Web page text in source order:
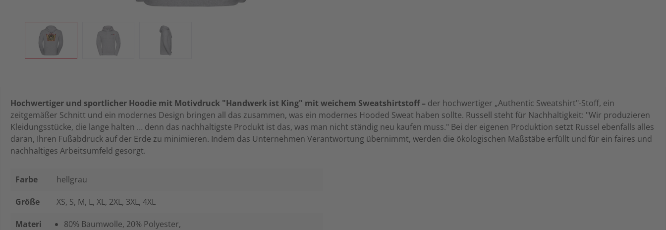
Hochwertiger und sportlicher Hoodie mit Motivdruck "Handwerk ist King" mit weichem Sweatshirtstoff – der hochwertiger „Authentic Sweatshirt"-Stoff, ein
zeitgemäßer Schnitt und ein modernes Design bringen all das zusammen, was ein modernes Hooded Sweat haben sollte. Russell steht für Nachhaltigkeit: "Wir produzieren
Kleidungsstücke, die lange halten … denn das nachhaltigste Produkt ist das, was man nicht ständig neu kaufen muss." Bei der eigenen Produktion setzt Russel ebenfalls alles
daran, Ihren Fußabdruck auf der Erde zu minimieren. Indem das Unternehmen Verantwortung übernimmt, werden die ökologischen Maßstäbe erfüllt und für ein faires und
nachhaltiges Arbeitsumfeld gesorgt.
Farbe hellgrau
Größe XS, S, M, L, XL, 2XL, 3XL, 4XL
Materi
80% Baumwolle, 20% Polyester,